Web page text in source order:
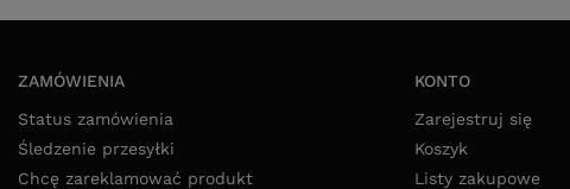
ZAMÓWIENIA
Status zamówienia
Śledzenie przesyłki
Chcę zareklamować produkt
KONTO
Zarejestruj się
Koszyk
Listy zakupowe